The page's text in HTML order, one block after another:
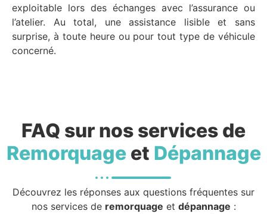
exploitable lors des échanges avec l’assurance ou
l’atelier. Au total, une assistance lisible et sans
surprise, à toute heure ou pour tout type de véhicule
concerné.
FAQ sur nos services de
Remorquageet Dépannage
Découvrez les réponses aux questions fréquentes sur
nos services de remorquage et dépannage :